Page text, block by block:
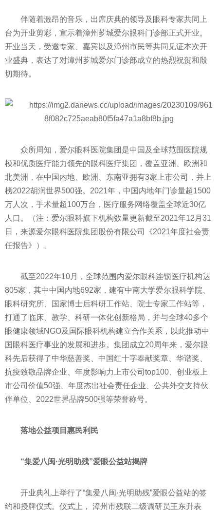
伴随着激昂的音乐，出席庆典的领导及眼科专家共同上
台为开业剪彩，宣示着漳州芗城爱尔眼科门诊部正式开业。
开业当天，受邀专家、嘉宾以及漳州市民等共同见证本次开
业盛典，表达了对漳州芗城爱尔门诊部成立的热烈祝贺和殷
切期待。
众所周知，爱尔眼科医院集团是中国及全球范围医院规
模和优质医疗能力领先的眼科医疗集团，覆盖亚洲、欧洲和
北美洲，在中国内地、欧洲、东南亚拥有3家上市公司，并上
榜2022胡润世界500强。2021年，中国内地年门诊量超1500
万人次，手术量超100万台，医疗服务网络覆盖全球近30亿
人口。（注：爱尔眼科旗下机构数量更新截至2021年12月31
日，来源爱尔眼科医院集团股份有限公司《2021年度社会责
任报告》）。
截至2022年10月，全球范围内爱尔眼科连锁医疗机构达
805家，其中中国内地692家，建有中南大学爱尔眼科学院、
眼科研究所、
国家博士后科研工作站、院士专家工作站等，
打通了临床、教学、科研一体化创新格局，并与全球40多个
眼健康领域NGO及国际眼科机构建立合作关系，以此推动中
国眼科医疗事业的发展和进步。集团成立20周年来，爱尔眼
科先后获得了中华慈善奖、中国红十字奉献奖章、华谱奖、
抗疫致敬品牌企业、年度影响力上市公司top100、创业板上
市公司价值50强、年度杰出社会责任企业、公共外交支持伙
伴单位、2022世界品牌500强等荣誉称号。
落地公益项目惠民利民
“集爱八闽·光明助残”爱眼公益站揭牌
开业典礼上举行了“集爱八闽·光明助残”爱眼公益站的签
约和授牌仪式。仪式上， 漳州市残联二级调研员王东升表